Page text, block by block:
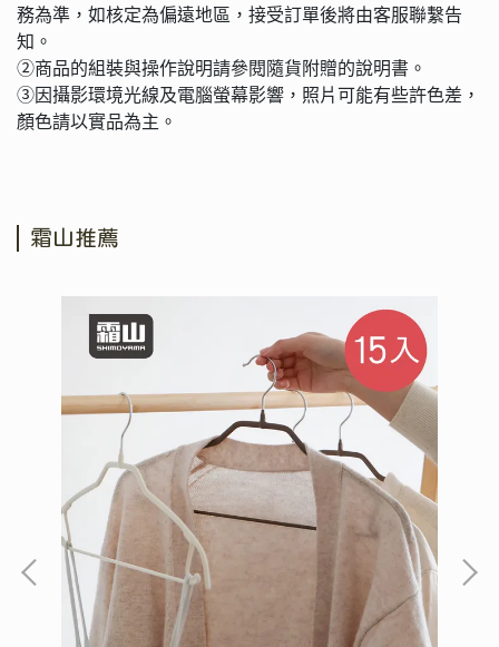
務為準，如核定為偏遠地區，接受訂單後將由客服聯繫告
知。
②商品的組裝與操作說明請參閱隨貨附贈的說明書。
③因攝影環境光線及電腦螢幕影響，照片可能有些許色差，
顏色請以實品為主。
霜山推薦